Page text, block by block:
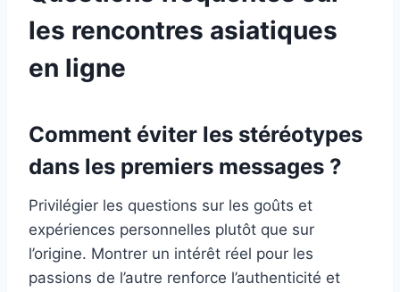
les rencontres asiatiques
en ligne
Comment éviter les stéréotypes
dans les premiers messages ?
Privilégier les questions sur les goûts et
expériences personnelles plutôt que sur
l’origine. Montrer un intérêt réel pour les
passions de l’autre renforce l’authenticité et